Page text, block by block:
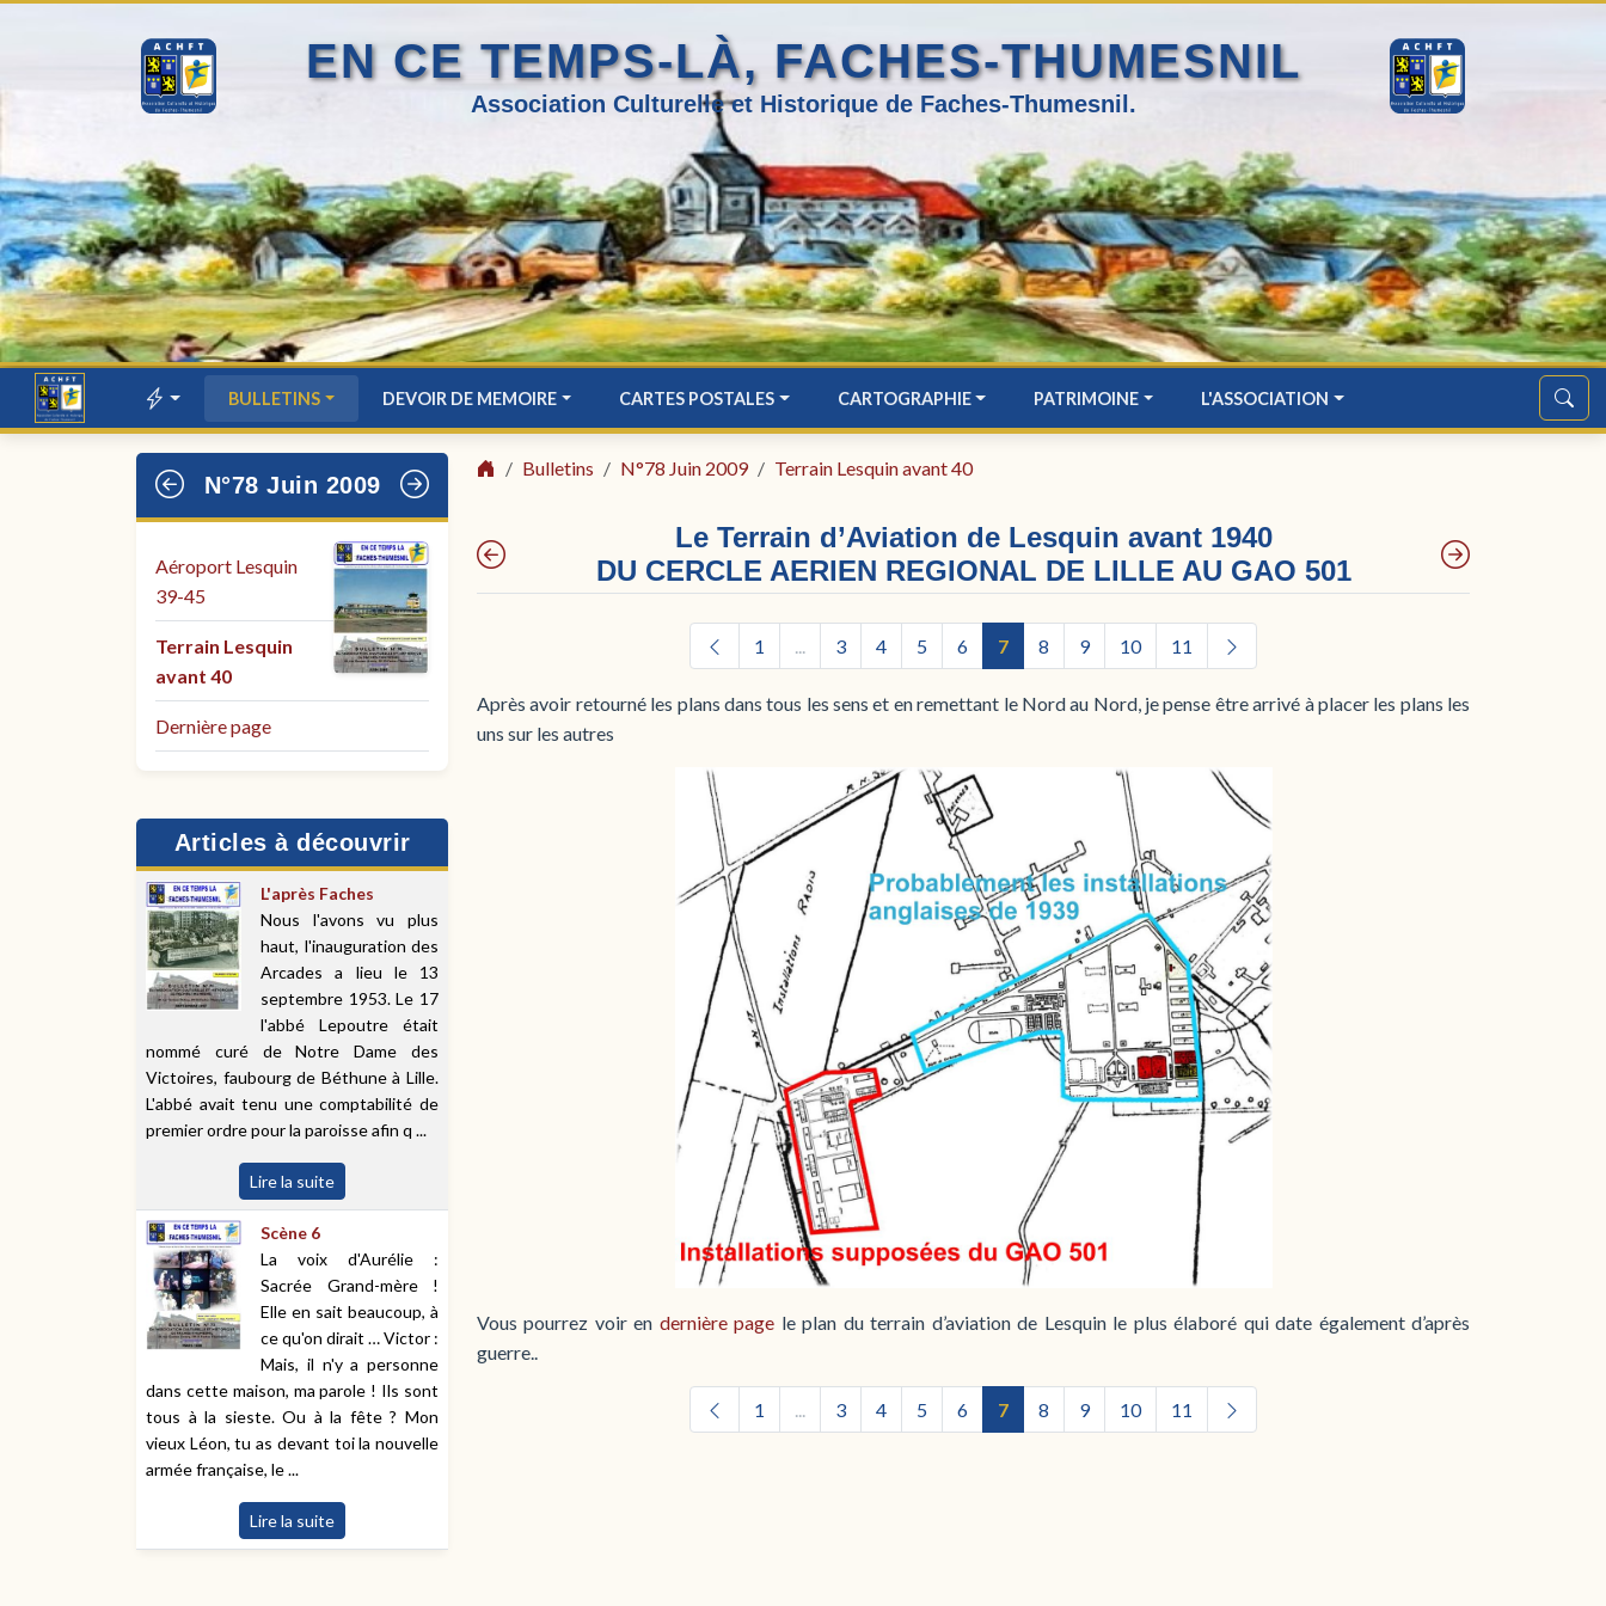
EN CE TEMPS-LÀ, FACHES-THUMESNIL
Association Culturelle et Historique de Faches-Thumesnil.
BULLETINS DEVOIR DE MEMOIRE CARTES POSTALES CARTOGRAPHIE PATRIMOINE L'ASSOCIATION
N°78 Juin 2009
Aéroport Lesquin
39-45
Terrain Lesquin
avant 40
Dernière page
Articles à découvrir
L'après Faches
Nous l'avons vu plus
haut, l'inauguration des
Arcades a lieu le 13
septembre 1953. Le 17
l'abbé Lepoutre était
nommé curé de Notre Dame des
Victoires, faubourg de Béthune à Lille.
L'abbé avait tenu une comptabilité de
premier ordre pour la paroisse afin q ...
Lire la suite
Scène 6
La voix d'Aurélie :
Sacrée Grand-mère !
Elle en sait beaucoup, à
ce qu'on dirait … Victor :
Mais, il n'y a personne
dans cette maison, ma parole ! Ils sont
tous à la sieste. Ou à la fête ? Mon
vieux Léon, tu as devant toi la nouvelle
armée française, le ...
Lire la suite
Bulletins N°78 Juin 2009 Terrain Lesquin avant 40
Le Terrain d’Aviation de Lesquin avant 1940
DU CERCLE AERIEN REGIONAL DE LILLE AU GAO 501
1 ... 3 4 5 6 7 8 9 10 11
Après avoir retourné les plans dans tous les sens et en remettant le Nord au Nord, je pense être arrivé à placer les plans les
uns sur les autres
Vous pourrez voir en dernière page le plan du terrain d’aviation de Lesquin le plus élaboré qui date également d’après
guerre..
1 ... 3 4 5 6 7 8 9 10 11